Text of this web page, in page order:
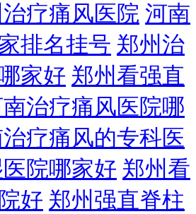
疗痛风医院 河南
排名挂号 郑州治
家好 郑州看强直
治疗痛风医院哪
疗痛风的专科医
院哪家好 郑州看
好 郑州强直脊柱